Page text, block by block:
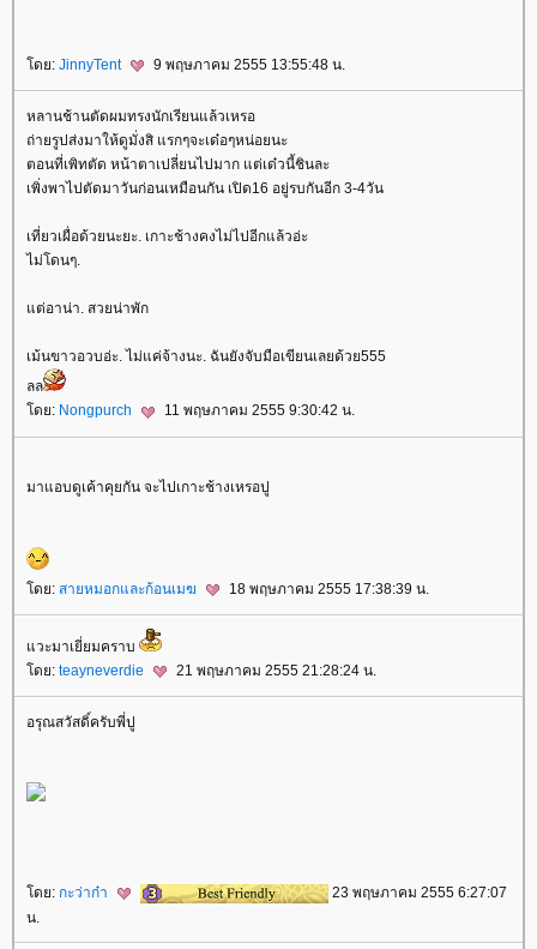
ดย: JinnyTent 9 พฤษภาคม 2555 13:55:48 น.
หลานช้านตัดผมทรงนักเรียนแล้วเหรอ
ถ่ายรูปส่งมาให้ดูมั่งสิ แรกๆจะเด๋อๆหน่อยนะ
ตอนที่เพิทตัด หน้าตาเปลี่ยนไปมาก แต่เด๋วนี้ชินละ
เพิ่งพาไปตัดมาวันก่อนเหมือนกัน เปิด16 อยู่รบกันอีก 3-4วัน
เที่ยวเผื่อด้วยนะยะ. เกาะช้างคงไม่ไปอีกแล้วอ่ะ
ไม่โดนๆ.
ต่อาน่า. สวยน่าพัก
เม้นขาวอวบอ่ะ. ไม่แค่จ้างนะ. ฉันยังจับมือเขียนเลยด้วย555
ลล
ดย: Nongpurch 11 พฤษภาคม 2555 9:30:42 น.
มาแอบดูเค้าคุยกัน จะไปเกาะช้างเหรอปู
ดย: สายหมอกและก้อนเมฆ 18 พฤษภาคม 2555 17:38:39 น.
วะมาเยี่ยมคราบ
ดย: teayneverdie 21 พฤษภาคม 2555 21:28:24 น.
อรุณสวัสดิ์ครับพี่ปู
ดย: กะว่าก๋า
23 พฤษภาคม 2555 6:27:07
น.